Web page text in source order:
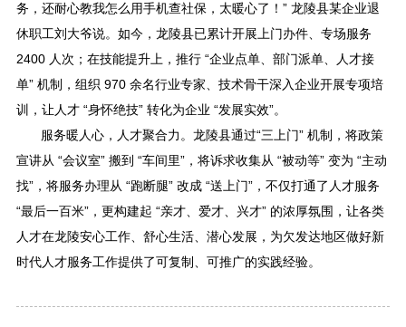
务，还耐心教我怎么用手机查社保，太暖心了！” 龙陵县某企业退
休职工刘大爷说。如今，龙陵县已累计开展上门办件、专场服务
2400 人次；在技能提升上，推行 “企业点单、部门派单、人才接
单” 机制，组织 970 余名行业专家、技术骨干深入企业开展专项培
训，让人才 “身怀绝技” 转化为企业 “发展实效”。
服务暖人心，人才聚合力。龙陵县通过“三上门” 机制，将政策
宣讲从 “会议室” 搬到 “车间里”，将诉求收集从 “被动等” 变为 “主动
找”，将服务办理从 “跑断腿” 改成 “送上门”，不仅打通了人才服务
“最后一百米”，更构建起 “亲才、爱才、兴才” 的浓厚氛围，让各类
人才在龙陵安心工作、舒心生活、潜心发展，为欠发达地区做好新
时代人才服务工作提供了可复制、可推广的实践经验。